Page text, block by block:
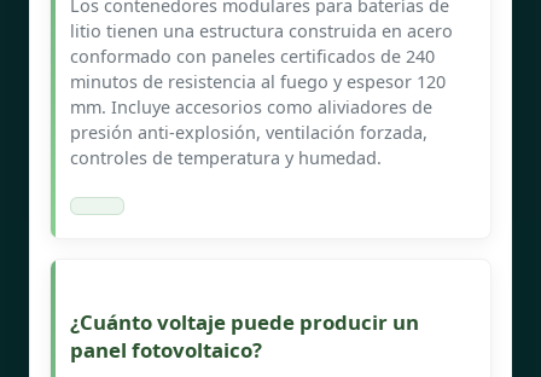
Los contenedores modulares para baterías de
litio tienen una estructura construida en acero
conformado con paneles certificados de 240
minutos de resistencia al fuego y espesor 120
mm. Incluye accesorios como aliviadores de
presión anti-explosión, ventilación forzada,
controles de temperatura y humedad.
¿Cuánto voltaje puede producir un
panel fotovoltaico?